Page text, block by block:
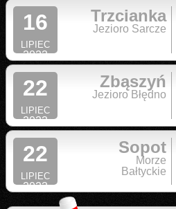
16
LIPIEC
2023
Trzcianka
Jezioro Sarcze
22
LIPIEC
2023
Zbąszyń
Jezioro Błędno
22
LIPIEC
2023
Sopot
Morze
Bałtyckie